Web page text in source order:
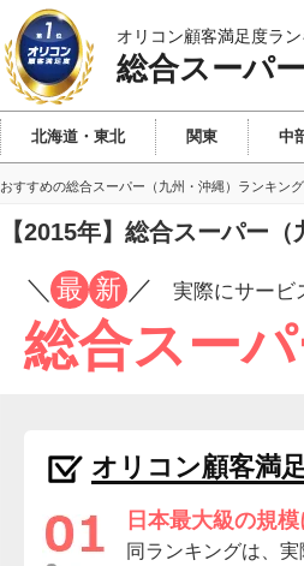
オリコン顧客満足度ラ
総合スーパ
北海道・東北 関東 中
おすすめの総合スーパー（九州・沖縄）ランキン
【2015年】総合スーパー
／ 最 新 ／ 実際にサービ
総合スー
オリコン顧客満
日本最大級の規
同ランキングは、